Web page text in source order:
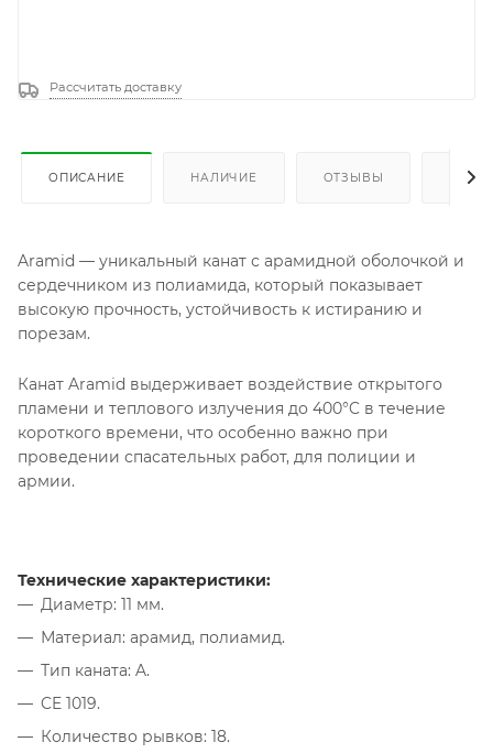
Рассчитать доставку
ОПИСАНИЕ НАЛИЧИЕ ОТЗЫВЫ КАК
Aramid — уникальный канат с арамидной оболочкой и
сердечником из полиамида, который показывает
высокую прочность, устойчивость к истиранию и
порезам.
Канат Aramid выдерживает воздействие открытого
пламени и теплового излучения до 400°C в течение
короткого времени, что особенно важно при
проведении спасательных работ, для полиции и
армии.
Технические характеристики:
Диаметр: 11 мм.
Материал: арамид, полиамид.
Тип каната: A.
CE 1019.
Количество рывков: 18.